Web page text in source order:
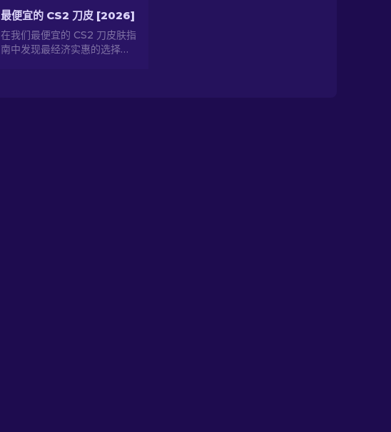
最便宜的 CS2 刀皮 [2026]
在我们最便宜的 CS2 刀皮肤指
南中发现最经济实惠的选择，